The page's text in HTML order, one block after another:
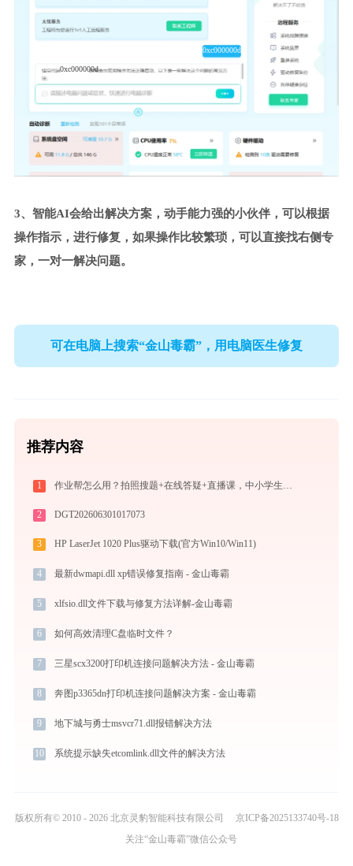
0xc000000d
0xc000000d
3、智能AI会给出解决方案，动手能力强的小伙伴，可以根据
操作指示，进行修复，如果操作比较繁琐，可以直接找右侧专
家，一对一解决问题。
可在电脑上搜索“金山毒霸”，用电脑医生修复
推荐内容
1 作业帮怎么用？拍照搜题+在线答疑+直播课，中小学生辅导全攻略
2 DGT202606301017073
3 HP LaserJet 1020 Plus驱动下载(官方Win10/Win11)
4 最新dwmapi.dll xp错误修复指南 - 金山毒霸
5 xlfsio.dll文件下载与修复方法详解-金山毒霸
6 如何高效清理C盘临时文件？
7 三星scx3200打印机连接问题解决方法 - 金山毒霸
8 奔图p3365dn打印机连接问题解决方案 - 金山毒霸
9 地下城与勇士msvcr71.dll报错解决方法
10 系统提示缺失etcomlink.dll文件的解决方法
版权所有© 2010 - 2026 北京灵豹智能科技有限公司
京ICP备2025133740号-18
关注“金山毒霸”微信公众号